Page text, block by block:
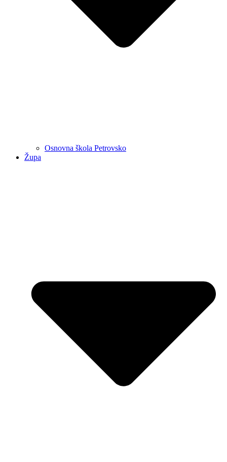
Osnovna škola Petrovsko
Župa